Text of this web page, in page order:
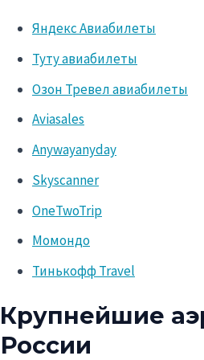
Яндекс Авиабилеты
Туту авиабилеты
Озон Тревел авиабилеты
Aviasales
Anywayanyday
Skyscanner
OneTwoTrip
Момондо
Тинькофф Travel
Крупнейшие
России